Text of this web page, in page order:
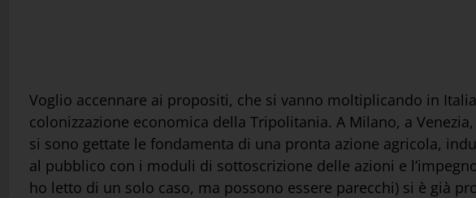
Voglio accennare ai propositi, che si vanno moltiplicando in
colonizzazione economica della Tripolitania. A Milano, a
si sono gettate le fondamenta di una pronta azione agricola,
al pubblico con i moduli di sottoscrizione delle azioni e
ho letto di un solo caso, ma possono essere parecchi) si è già